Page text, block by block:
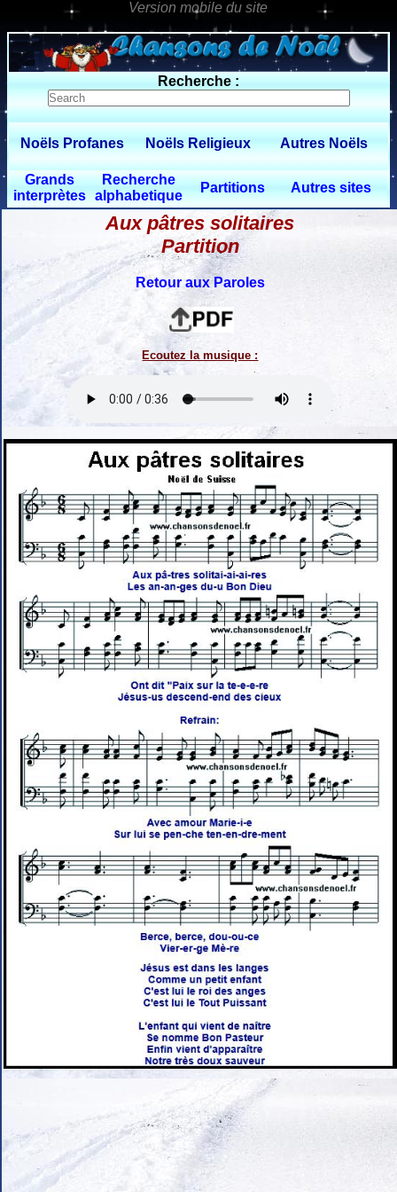
0 $limitbot 1 $limittot 2
Recherche :
Noëls Profanes Noëls Religieux Autres Noëls
Grands
interprètes
Recherche
alphabetique
Partitions Autres sites
Aux pâtres solitaires
Partition
Retour aux Paroles
Ecoutez la musique :